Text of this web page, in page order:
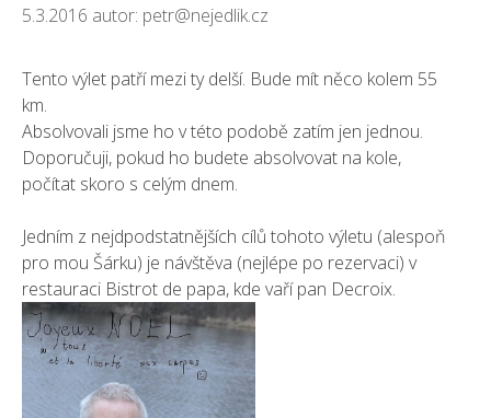
5.3.2016 autor: petr@nejedlik.cz
Tento výlet patří mezi ty delší. Bude mít něco kolem 55
km.
Absolvovali jsme ho v této podobě zatím jen jednou.
Doporučuji, pokud ho budete absolvovat na kole,
počítat skoro s celým dnem.
Jedním z nejdpodstatnějších cílů tohoto výletu (alespoň
pro mou Šárku) je návštěva (nejlépe po rezervaci) v
restauraci Bistrot de papa, kde vaří pan Decroix.